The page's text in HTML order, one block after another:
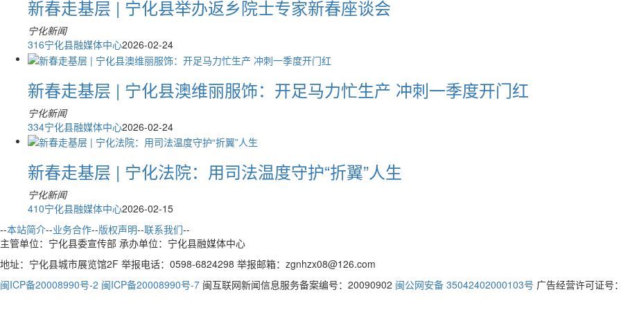
新春走基层 | 宁化县举办返乡院士专家新春座谈会
宁化新闻
316宁化县融媒体中心2026-02-24
新春走基层 | 宁化县澳维丽服饰：开足马力忙生产 冲刺一季度开门红
宁化新闻
334宁化县融媒体中心2026-02-24
新春走基层 | 宁化法院：用司法温度守护“折翼”人生
宁化新闻
410宁化县融媒体中心2026-02-15
--本站简介--业务合作--版权声明--联系我们--
主管单位：宁化县委宣传部 承办单位：宁化县融媒体中心
地址：宁化县城市展览馆2F 举报电话：0598-6824298 举报邮箱：zgnhzx08@126.com
闽ICP备20008990号-2 闽ICP备20008990号-7 闽互联网新闻信息服务备案编号：20090902 闽公网安备 35042402000103号 广告经营许可证号